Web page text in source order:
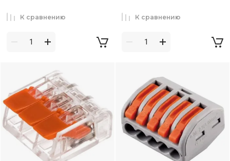
К сравнению К сравнению